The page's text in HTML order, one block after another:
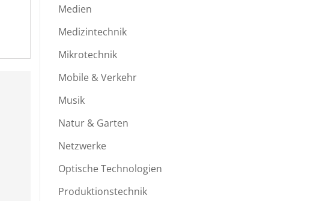
Medien
Medizintechnik
Mikrotechnik
Mobile & Verkehr
Musik
Natur & Garten
Netzwerke
Optische Technologien
Produktionstechnik